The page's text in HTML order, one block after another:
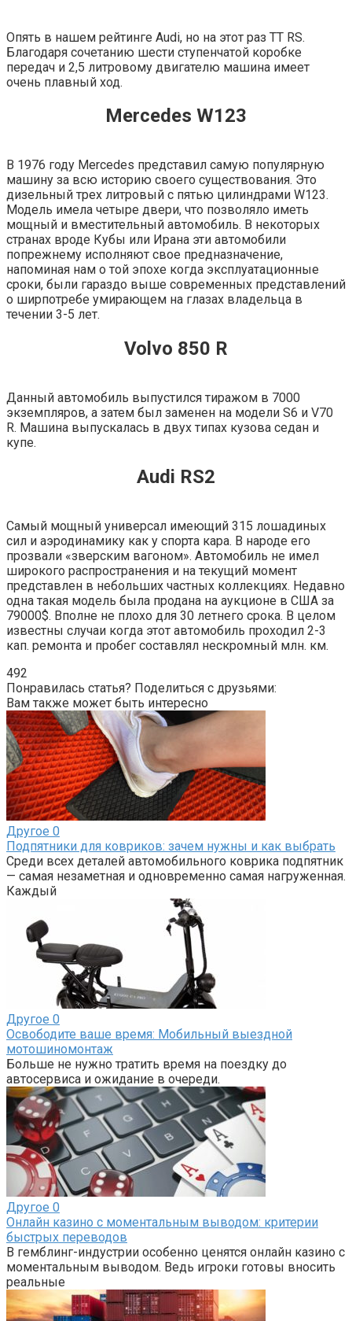
Опять в нашем рейтинге Audi, но на этот раз TT RS.
Благодаря сочетанию шести ступенчатой коробке
передач и 2,5 литровому двигателю машина имеет
очень плавный ход.
Mercedes W123
В 1976 году Mercedes представил самую популярную
машину за всю историю своего существования. Это
дизельный трех литровый с пятью цилиндрами W123.
Модель имела четыре двери, что позволяло иметь
мощный и вместительный автомобиль. В некоторых
странах вроде Кубы или Ирана эти автомобили
попрежнему исполняют свое предназначение,
напоминая нам о той эпохе когда эксплуатационные
сроки, были гараздо выше современных представлений
о ширпотребе умирающем на глазах владельца в
течении 3-5 лет.
Volvo 850 R
Данный автомобиль выпустился тиражом в 7000
экземпляров, а затем был заменен на модели S6 и V70
R. Машина выпускалась в двух типах кузова седан и
купе.
Audi RS2
Самый мощный универсал имеющий 315 лошадиных
сил и аэродинамику как у спорта кара. В народе его
прозвали «зверским вагоном». Автомобиль не имел
широкого распространения и на текущий момент
представлен в небольших частных коллекциях. Недавно
одна такая модель была продана на аукционе в США за
79000$. Вполне не плохо для 30 летнего срока. В целом
известны случаи когда этот автомобиль проходил 2-3
кап. ремонта и пробег составлял нескромный млн. км.
492
Понравилась статья? Поделиться с друзьями:
Вам также может быть интересно
Другое 0
Подпятники для ковриков: зачем нужны и как выбрать
Среди всех деталей автомобильного коврика подпятник
— самая незаметная и одновременно самая нагруженная.
Каждый
Другое 0
Освободите ваше время: Мобильный выездной
мотошиномонтаж
Больше не нужно тратить время на поездку до
автосервиса и ожидание в очереди.
Другое 0
Онлайн казино с моментальным выводом: критерии
быстрых переводов
В гемблинг-индустрии особенно ценятся онлайн казино с
моментальным выводом. Ведь игроки готовы вносить
реальные